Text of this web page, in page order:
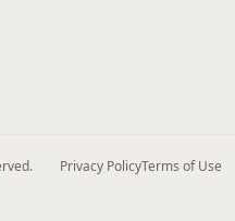
Privacy PolicyTerms of Use